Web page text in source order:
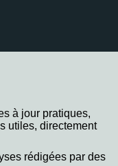
à jour pratiques,
utiles, directement
rédigées par des